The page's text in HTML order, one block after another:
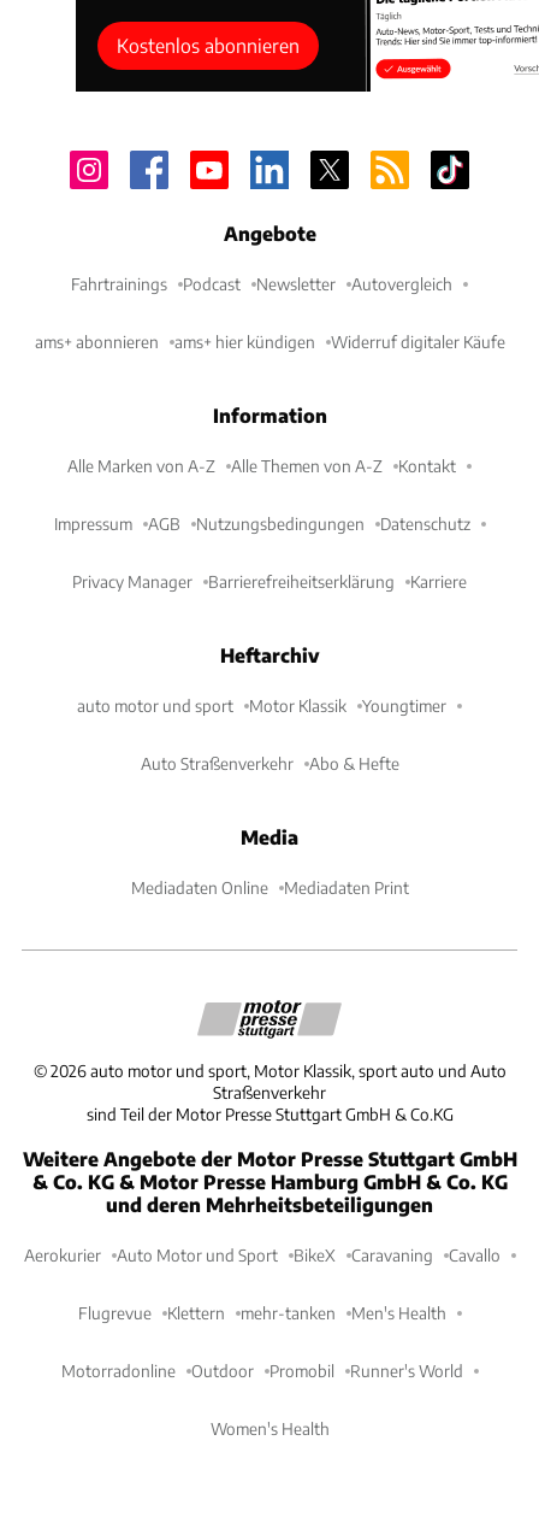
Kostenlos abonnieren
Angebote
Fahrtrainings Podcast Newsletter Autovergleich
ams+ abonnieren ams+ hier kündigen Widerruf digitaler Käufe
Information
Alle Marken von A-Z Alle Themen von A-Z Kontakt
Impressum AGB Nutzungsbedingungen Datenschutz
Privacy Manager Barrierefreiheitserklärung Karriere
Heftarchiv
auto motor und sport Motor Klassik Youngtimer
Auto Straßenverkehr Abo & Hefte
Media
Mediadaten Online Mediadaten Print
©2026 auto motor und sport, Motor Klassik, sport auto und Auto
Straßenverkehr
sind Teil der Motor Presse Stuttgart GmbH & Co.KG
Weitere Angebote der Motor Presse Stuttgart GmbH
& Co. KG & Motor Presse Hamburg GmbH & Co. KG
und deren Mehrheitsbeteiligungen
Aerokurier Auto Motor und Sport BikeX Caravaning Cavallo
Flugrevue Klettern mehr-tanken Men's Health
Motorradonline Outdoor Promobil Runner's World
Women's Health